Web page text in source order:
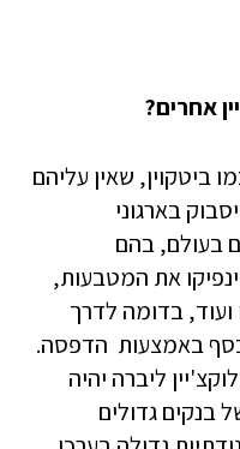
אחרים?
ביטקוין, שאין עליהם
בארגוני
בעולם, בהם
את המטבעות,
ועוד, בדומה לדרך
באמצעות הדפסה.
ליברה יהיה
בנקים גדולים